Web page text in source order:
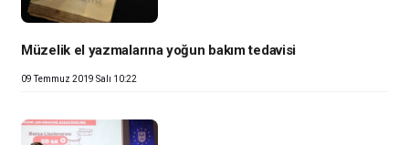
Müzelik el yazmalarına yoğun bakım tedavisi
09 Temmuz 2019 Salı 10:22